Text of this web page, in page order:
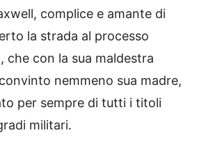
complice e amante di
la strada al processo
che con la sua maldestra
nemmeno sua madre,
per sempre di tutti i titoli
militari.